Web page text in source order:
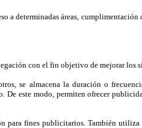
a determinadas áreas,
con el fin objetivo de mejorar los
se almacena la duración o
este modo, permiten ofrecer
para fines publicitarios. También